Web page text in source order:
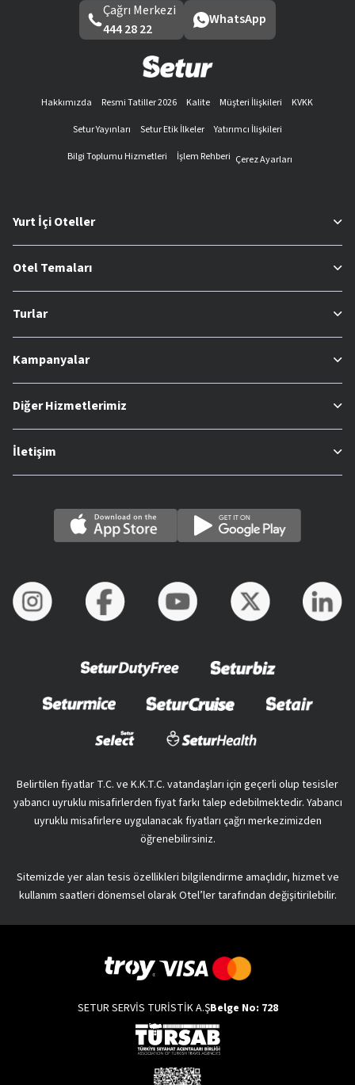
Çağrı Merkezi
444 28 22
WhatsApp
Hakkımızda Resmi Tatiller 2026 Kalite Müşteri İlişkileri
KVKK
Setur Yayınları
Setur Etik İlkeler
Yatırımcı İlişkileri
Bilgi Toplumu Hizmetleri
İşlem Rehberi Çerez Ayarları
Yurt İçi Oteller
Otel Temaları
Turlar
Kampanyalar
Diğer Hizmetlerimiz
İletişim
Belirtilen fiyatlar T.C. ve K.K.T.C. vatandaşları için geçerli olup tesisler
yabancı uyruklu misafirlerden fiyat farkı talep edebilmektedir. Yabancı
uyruklu misafirlere uygulanacak fiyatları çağrı merkezimizden
öğrenebilirsiniz.
Sitemizde yer alan tesis özellikleri bilgilendirme amaçlıdır, hizmet ve
kullanım saatleri dönemsel olarak Otel’ler tarafından değişitirilebilir.
SETUR SERVİS TURİSTİK A.ŞBelge No: 728